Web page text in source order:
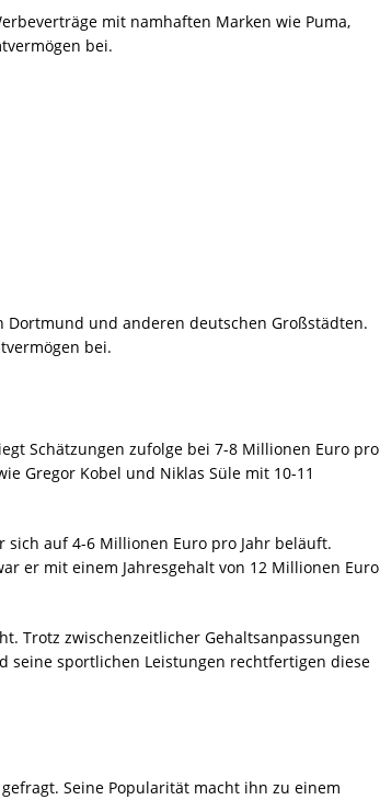
mit namhaften Marken wie Puma,
bei.
und anderen deutschen Großstädten.
bei.
Schätzungen zufolge bei 7-8 Millionen Euro pro
Gregor Kobel und Niklas Süle mit 10-11
auf 4-6 Millionen Euro pro Jahr beläuft.
er mit einem Jahresgehalt von 12 Millionen Euro
Trotz zwischenzeitlicher Gehaltsanpassungen
seine sportlichen Leistungen rechtfertigen diese
Seine Popularität macht ihn zu einem